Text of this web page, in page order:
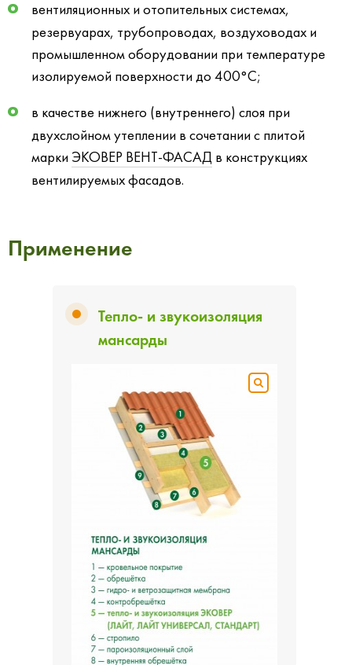
вентиляционных и отопительных системах,
резервуарах, трубопроводах, воздуховодах и
промышленном оборудовании при температуре
изолируемой поверхности до 400°С;
в качестве нижнего (внутреннего) слоя при
двухслойном утеплении в сочетании с плитой
марки ЭКОВЕР ВЕНТ-ФАСАД в конструкциях
вентилируемых фасадов.
Применение
Тепло- и звукоизоляция
мансарды